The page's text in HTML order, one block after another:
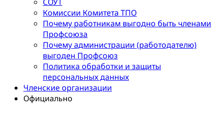
Комиссии Комитета ТПО
Почему работникам выгодно быть членами
Профсоюза
Почему администрации (работодателю)
выгоден Профсоюз
Политика обработки и защиты
персональных данных
Членские организации
Официально